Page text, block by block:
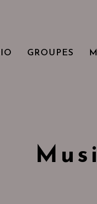
GROUPES